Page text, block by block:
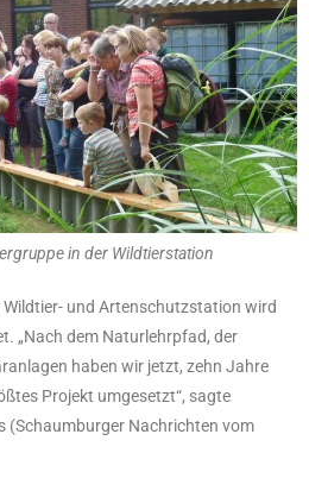
in der Wildtierstation
Wildtier- und Artenschutzstation wird
„Nach dem Naturlehrpfad, der
haben wir jetzt, zehn Jahre
Projekt umgesetzt“, sagte
(Schaumburger Nachrichten vom